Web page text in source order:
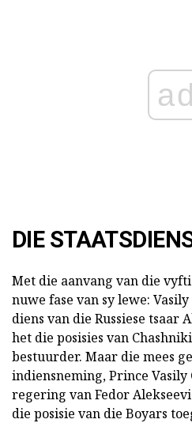
ad
DIE
Met die aanvang van die
nuwe fase van sy lewe:
diens van die Russiese tsaar
het die posisies van
bestuurder. Maar die mees
indiensneming, Prince
regering van Fedor
die posisie van die Boyars